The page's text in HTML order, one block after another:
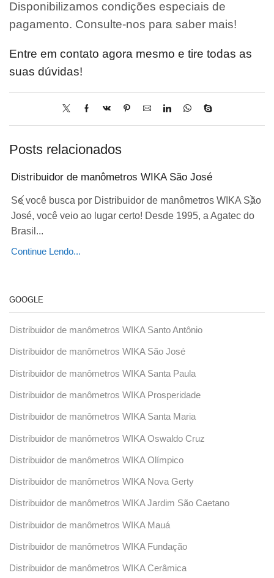
Disponibilizamos condições especiais de
pagamento. Consulte-nos para saber mais!
Entre em contato agora mesmo e tire todas as
suas dúvidas!
Posts relacionados
Distribuidor de manômetros WIKA São José
Se você busca por Distribuidor de manômetros WIKA São
José, você veio ao lugar certo! Desde 1995, a Agatec do
Brasil...
Continue Lendo...
GOOGLE
Distribuidor de manômetros WIKA Santo Antônio
Distribuidor de manômetros WIKA São José
Distribuidor de manômetros WIKA Santa Paula
Distribuidor de manômetros WIKA Prosperidade
Distribuidor de manômetros WIKA Santa Maria
Distribuidor de manômetros WIKA Oswaldo Cruz
Distribuidor de manômetros WIKA Olímpico
Distribuidor de manômetros WIKA Nova Gerty
Distribuidor de manômetros WIKA Jardim São Caetano
Distribuidor de manômetros WIKA Mauá
Distribuidor de manômetros WIKA Fundação
Distribuidor de manômetros WIKA Cerâmica